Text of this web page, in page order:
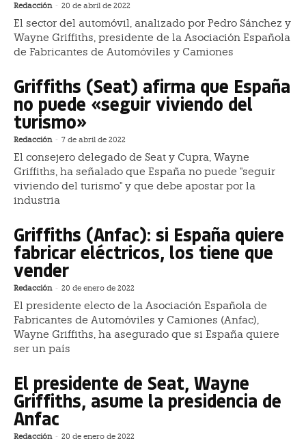
Redacción - 20 de abril de 2022
El sector del automóvil, analizado por Pedro Sánchez y
Wayne Griffiths, presidente de la Asociación Española
de Fabricantes de Automóviles y Camiones
Griffiths (Seat) afirma que España
no puede «seguir viviendo del
turismo»
Redacción - 7 de abril de 2022
El consejero delegado de Seat y Cupra, Wayne
Griffiths, ha señalado que España no puede "seguir
viviendo del turismo" y que debe apostar por la
industria
Griffiths (Anfac): si España quiere
fabricar eléctricos, los tiene que
vender
Redacción - 20 de enero de 2022
El presidente electo de la Asociación Española de
Fabricantes de Automóviles y Camiones (Anfac),
Wayne Griffiths, ha asegurado que si España quiere
ser un país
El presidente de Seat, Wayne
Griffiths, asume la presidencia de
Anfac
Redacción - 20 de enero de 2022